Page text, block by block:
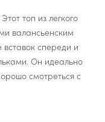
топ из легкого
валансьенским
спереди и
Он идеально
смотреться с